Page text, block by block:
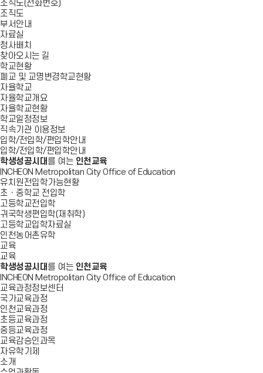
조직도(전화번호)
조직도
부서안내
자료실
청사배치
찾아오시는 길
학교현황
폐교 및 교명변경학교현황
자율학교
자율학교개요
자율학교현황
학교일정정보
직속기관 이용정보
입학/전입학/편입학안내
입학/전입학/편입학안내
학생성공시대 를 여는 인천교육
INCHEON Metropolitan City Office of Education
유치원전입학가능현황
초ㆍ중학교 전입학
고등학교전입학
귀국학생편입학(재취학)
고등학교입학자료실
인천농어촌유학
교육
교육
학생성공시대 를 여는 인천교육
INCHEON Metropolitan City Office of Education
교육과정정보센터
국가교육과정
인천교육과정
초등교육과정
중등교육과정
교육감승인과목
자유학기제
소개